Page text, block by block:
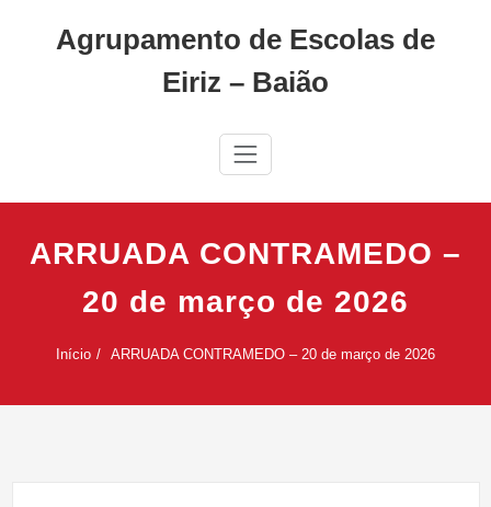
Agrupamento de Escolas de
Eiriz – Baião
ARRUADA CONTRAMEDO –
20 de março de 2026
Início ARRUADA CONTRAMEDO – 20 de março de 2026